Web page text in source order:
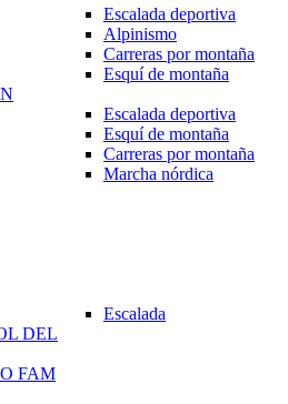
Escalada deportiva
Alpinismo
Carreras por montaña
Esquí de montaña
Escalada deportiva
Esquí de montaña
Carreras por montaña
Marcha nórdica
Escalada
DEL
FAM